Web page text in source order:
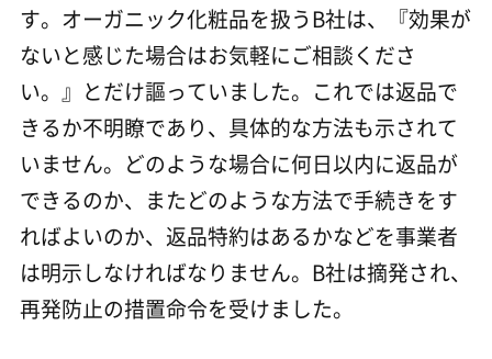
す。オーガニック化粧品を扱うB社は、『効果が
ないと感じた場合はお気軽にご相談くださ
い。』とだけ謳っていました。これでは返品で
きるか不明瞭であり、具体的な方法も示されて
いません。どのような場合に何日以内に返品が
できるのか、またどのような方法で手続きをす
ればよいのか、返品特約はあるかなどを事業者
は明示しなければなりません。B社は摘発され、
再発防止の措置命令を受けました。